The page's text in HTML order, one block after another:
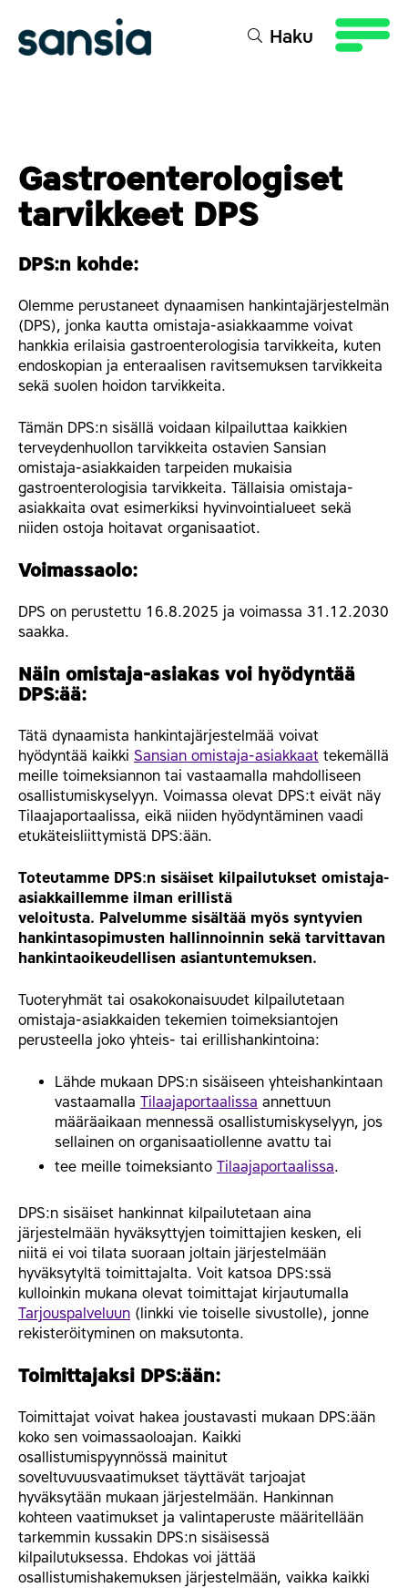
Haku
Gastroenterologiset
tarvikkeet DPS
DPS:n kohde:
Olemme perustaneet dynaamisen hankintajärjestelmän
(DPS), jonka kautta omistaja-asiakkaamme voivat
hankkia erilaisia gastroenterologisia tarvikkeita, kuten
endoskopian ja enteraalisen ravitsemuksen tarvikkeita
sekä suolen hoidon tarvikkeita.
Tämän DPS:n sisällä voidaan kilpailuttaa kaikkien
terveydenhuollon tarvikkeita ostavien Sansian
omistaja-asiakkaiden tarpeiden mukaisia
gastroenterologisia tarvikkeita. Tällaisia omistaja-
asiakkaita ovat esimerkiksi hyvinvointialueet sekä
niiden ostoja hoitavat organisaatiot.
Voimassaolo:
DPS on perustettu 16.8.2025 ja voimassa 31.12.2030
saakka.
Näin omistaja-asiakas voi hyödyntää
DPS:ää:
Tätä dynaamista hankintajärjestelmää voivat
hyödyntää kaikki Sansian omistaja-asiakkaat tekemällä
meille toimeksiannon tai vastaamalla mahdolliseen
osallistumiskyselyyn. Voimassa olevat DPS:t eivät näy
Tilaajaportaalissa, eikä niiden hyödyntäminen vaadi
etukäteisliittymistä DPS:ään.
Toteutamme DPS:n sisäiset kilpailutukset omistaja-
asiakkaillemme ilman erillistä
veloitusta. Palvelumme sisältää myös syntyvien
hankintasopimusten hallinnoinnin sekä tarvittavan
hankintaoikeudellisen asiantuntemuksen.
Tuoteryhmät tai osakokonaisuudet kilpailutetaan
omistaja-asiakkaiden tekemien toimeksiantojen
perusteella joko yhteis- tai erillishankintoina:
Lähde mukaan DPS:n sisäiseen yhteishankintaan
vastaamalla Tilaajaportaalissa annettuun
määräaikaan mennessä osallistumiskyselyyn, jos
sellainen on organisaatiollenne avattu tai
tee meille toimeksianto Tilaajaportaalissa.
DPS:n sisäiset hankinnat kilpailutetaan aina
järjestelmään hyväksyttyjen toimittajien kesken, eli
niitä ei voi tilata suoraan joltain järjestelmään
hyväksytyltä toimittajalta. Voit katsoa DPS:ssä
kulloinkin mukana olevat toimittajat kirjautumalla
Tarjouspalveluun (linkki vie toiselle sivustolle), jonne
rekisteröityminen on maksutonta.
Toimittajaksi DPS:ään:
Toimittajat voivat hakea joustavasti mukaan DPS:ään
koko sen voimassaoloajan. Kaikki
osallistumispyynnössä mainitut
soveltuvuusvaatimukset täyttävät tarjoajat
hyväksytään mukaan järjestelmään. Hankinnan
kohteen vaatimukset ja valintaperuste määritellään
tarkemmin kussakin DPS:n sisäisessä
kilpailutuksessa. Ehdokas voi jättää
osallistumishakemuksen järjestelmään, vaikka kaikki